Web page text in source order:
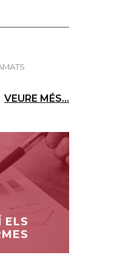
VEURE MÉS...
ELS